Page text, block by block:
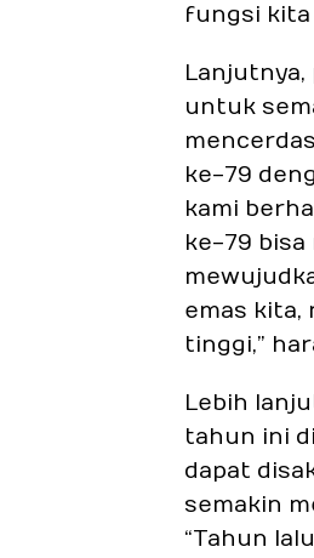
fungsi kita
untuk
ke-79
kami
ke-79
emas kita,
tinggi,”
Lebih
tahun ini
dapat
semakin
“Tahun